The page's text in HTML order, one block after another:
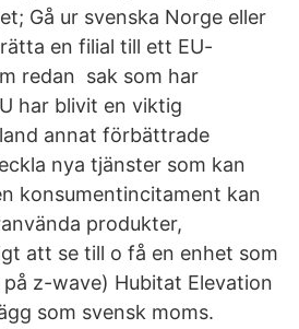
Gå ur svenska Norge eller
en filial till ett EU-
redan sak som har
har blivit en viktig
annat förbättrade
nya tjänster som kan
konsumentincitament kan
produkter,
att se till o få en enhet som
z-wave) Hubitat Elevation
som svensk moms.